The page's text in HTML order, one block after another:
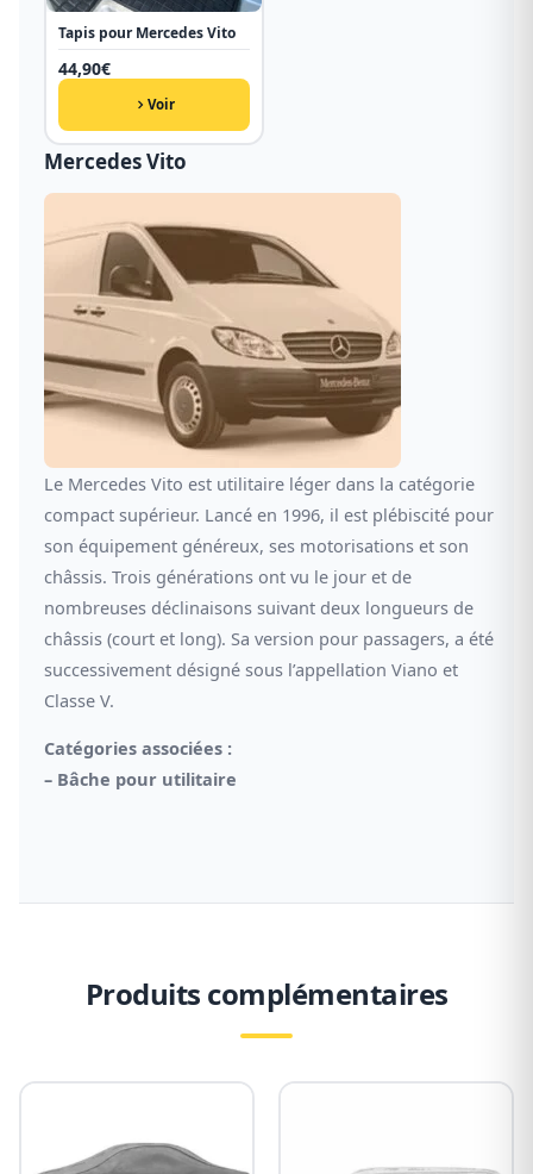
Tapis pour Mercedes Vito
44,90€
Voir
Mercedes Vito
Le Mercedes Vito est utilitaire léger dans la catégorie
compact supérieur. Lancé en 1996, il est plébiscité pour
son équipement généreux, ses motorisations et son
châssis. Trois générations ont vu le jour et de
nombreuses déclinaisons suivant deux longueurs de
châssis (court et long). Sa version pour passagers, a été
successivement désigné sous l’appellation Viano et
Classe V.
Catégories associées :
– Bâche pour utilitaire
Produits complémentaires